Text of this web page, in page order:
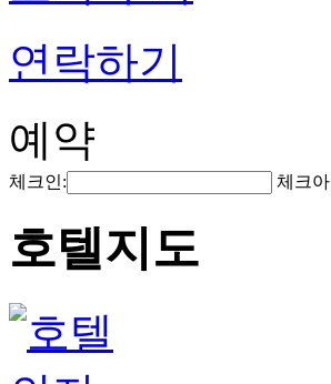
연락하기
예약
체크인: 체크
호텔지도